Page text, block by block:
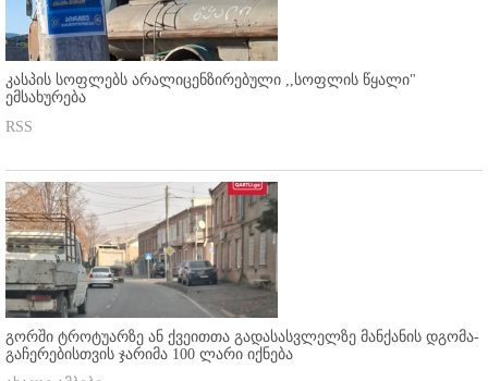
კასპის სოფლებს არალიცენზირებული ,,სოფლის წყალი"
ემსახურება
RSS
გორში ტროტუარზე ან ქვეითთა გადასასვლელზე მანქანის დგომა-
გაჩერებისთვის ჯარიმა 100 ლარი იქნება